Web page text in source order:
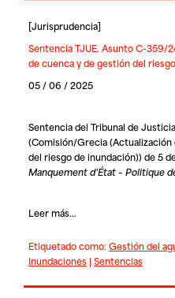
[Jurisprudencia]
Sentencia TJUE. Asunto C-359/
de cuenca y de gestión del
05 / 06 / 2025
Sentencia del Tribunal de
(Comisión/Grecia
del riesgo de inundación)) de 5
Manquement d’État – Politique
Leer más...
Etiquetado como:Gestión del
Inundaciones| Sentencias